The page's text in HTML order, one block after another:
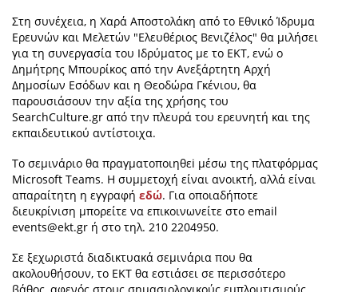
Στη συνέχεια, η Χαρά Αποστολάκη από το Εθνικό Ίδρυμα
Ερευνών και Μελετών "Ελευθέριος Βενιζέλος" θα μιλήσει
για τη συνεργασία του Ιδρύματος με το ΕΚΤ, ενώ ο
Δημήτρης Μπουρίκος από την Ανεξάρτητη Αρχή
Δημοσίων Εσόδων και η Θεοδώρα Γκένιου, θα
παρουσιάσουν την αξία της χρήσης του
SearchCulture.gr από την πλευρά του ερευνητή και της
εκπαιδευτικού αντίστοιχα.
Το σεμινάριο θα πραγματοποιηθεi μέσω της πλατφόρμας
Microsoft Teams. H συμμετοχή είναι ανοικτή, αλλά είναι
απαραίτητη η εγγραφή εδώ. Για οποιαδήποτε
διευκρίνιση μπορείτε να επικοινωνείτε στο email
events@ekt.gr ή στο τηλ. 210 2204950.
Σε ξεχωριστά διαδικτυακά σεμινάρια που θα
ακολουθήσουν, το ΕΚΤ θα εστιάσει σε περισσότερο